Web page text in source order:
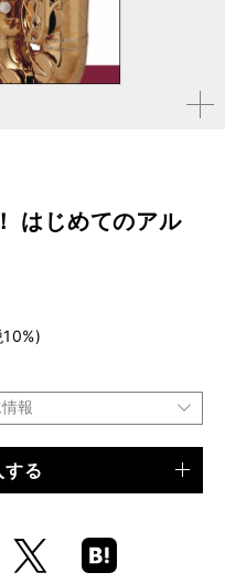
拡大す
はじめてのアル
報
する
Hatena
Boo